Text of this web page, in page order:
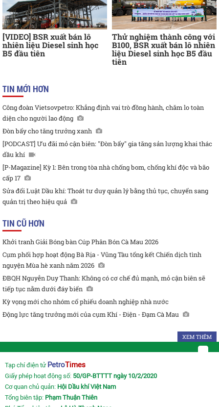
[VIDEO] BSR xuất bán lô
nhiên liệu Diesel sinh học
B5 đầu tiên
Thử nghiệm thành công với
B100, BSR xuất bán lô nhiên
liệu Diesel sinh học B5 đầu
tiên
TIN MỚI HƠN
Công đoàn Vietsovpetro: Khẳng định vai trò đồng hành, chăm lo toàn
diện cho người lao động
Đòn bẩy cho tăng trưởng xanh
[PODCAST] Ưu đãi mỏ cận biên: "Đòn bẩy" gia tăng sản lượng khai thác
dầu khí
[P-Magazine] Kỳ 1: Bên trong tòa nhà chống bom, chống khí độc và bão
cấp 17
Sửa đổi Luật Dầu khí: Thoát tư duy quản lý bằng thủ tục, chuyển sang
quản trị theo hiệu quả
TIN CŨ HƠN
Khởi tranh Giải Bóng bàn Cúp Phân Bón Cà Mau 2026
Cụm phối hợp hoạt động Bà Rịa - Vũng Tàu tổng kết Chiến dịch tình
nguyện Mùa hè xanh năm 2026
ĐBQH Nguyễn Duy Thanh: Không có cơ chế đủ mạnh, mỏ cận biên sẽ
tiếp tục nằm dưới đáy biển
Kỳ vọng mới cho nhóm cổ phiếu doanh nghiệp nhà nước
Động lực tăng trưởng mới của cụm Khí - Điện - Đạm Cà Mau
XEM THÊM
Tạp chí điện tử PetroTimes
Giấy phép hoạt động số: 50/GP-BTTTT ngày 10/2/2020
Cơ quan chủ quản: Hội Dầu khí Việt Nam
Tổng biên tập: Phạm Thuận Thiên